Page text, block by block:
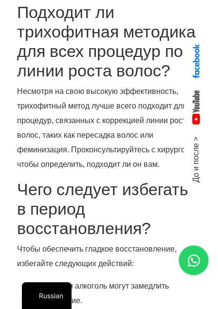
Подходит ли
трихофитная методика
для всех процедур по
линии роста волос?
Несмотря на свою высокую эффективность,
трихофитный метод лучше всего подходит для
процедур, связанных с коррекцией линии роста
волос, таких как пересадка волос или
феминизация. Проконсультируйтесь с хирургом,
чтобы определить, подходит ли он вам.
Чего следует избегать
в период
восстановления?
Чтобы обеспечить гладкое восстановление,
избегайте следующих действий:
Курение и алкоголь могут замедлить
заживление.
До и после >
Russian